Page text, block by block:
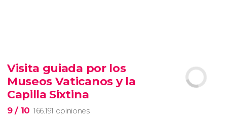
Contrastes de Nueva York
barrios de Queens, el Bronx y Brooklyn
Visita guiada por los
Museos Vaticanos y la
Capilla Sixtina
9/ 10 166.191 opiniones